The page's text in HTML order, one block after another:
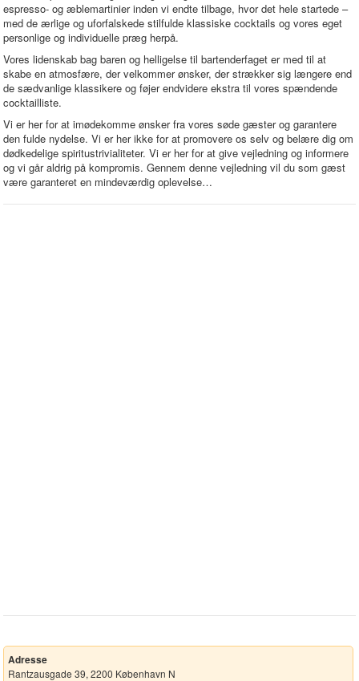
espresso- og æblemartinier inden vi endte tilbage, hvor det hele startede –
med de ærlige og uforfalskede stilfulde klassiske cocktails og vores eget
personlige og individuelle præg herpå.
Vores lidenskab bag baren og helligelse til bartenderfaget er med til at
skabe en atmosfære, der velkommer ønsker, der strækker sig længere end
de sædvanlige klassikere og føjer endvidere ekstra til vores spændende
cocktailliste.
Vi er her for at imødekomme ønsker fra vores søde gæster og garantere
den fulde nydelse. Vi er her ikke for at promovere os selv og belære dig om
dødkedelige spiritustrivialiteter. Vi er her for at give vejledning og informere
og vi går aldrig på kompromis. Gennem denne vejledning vil du som gæst
være garanteret en mindeværdig oplevelse…
Adresse
Rantzausgade 39, 2200 København N